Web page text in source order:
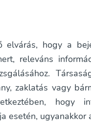
hogy a
releváns
zaklatás vagy
hogy
esetén, ugyanakkor